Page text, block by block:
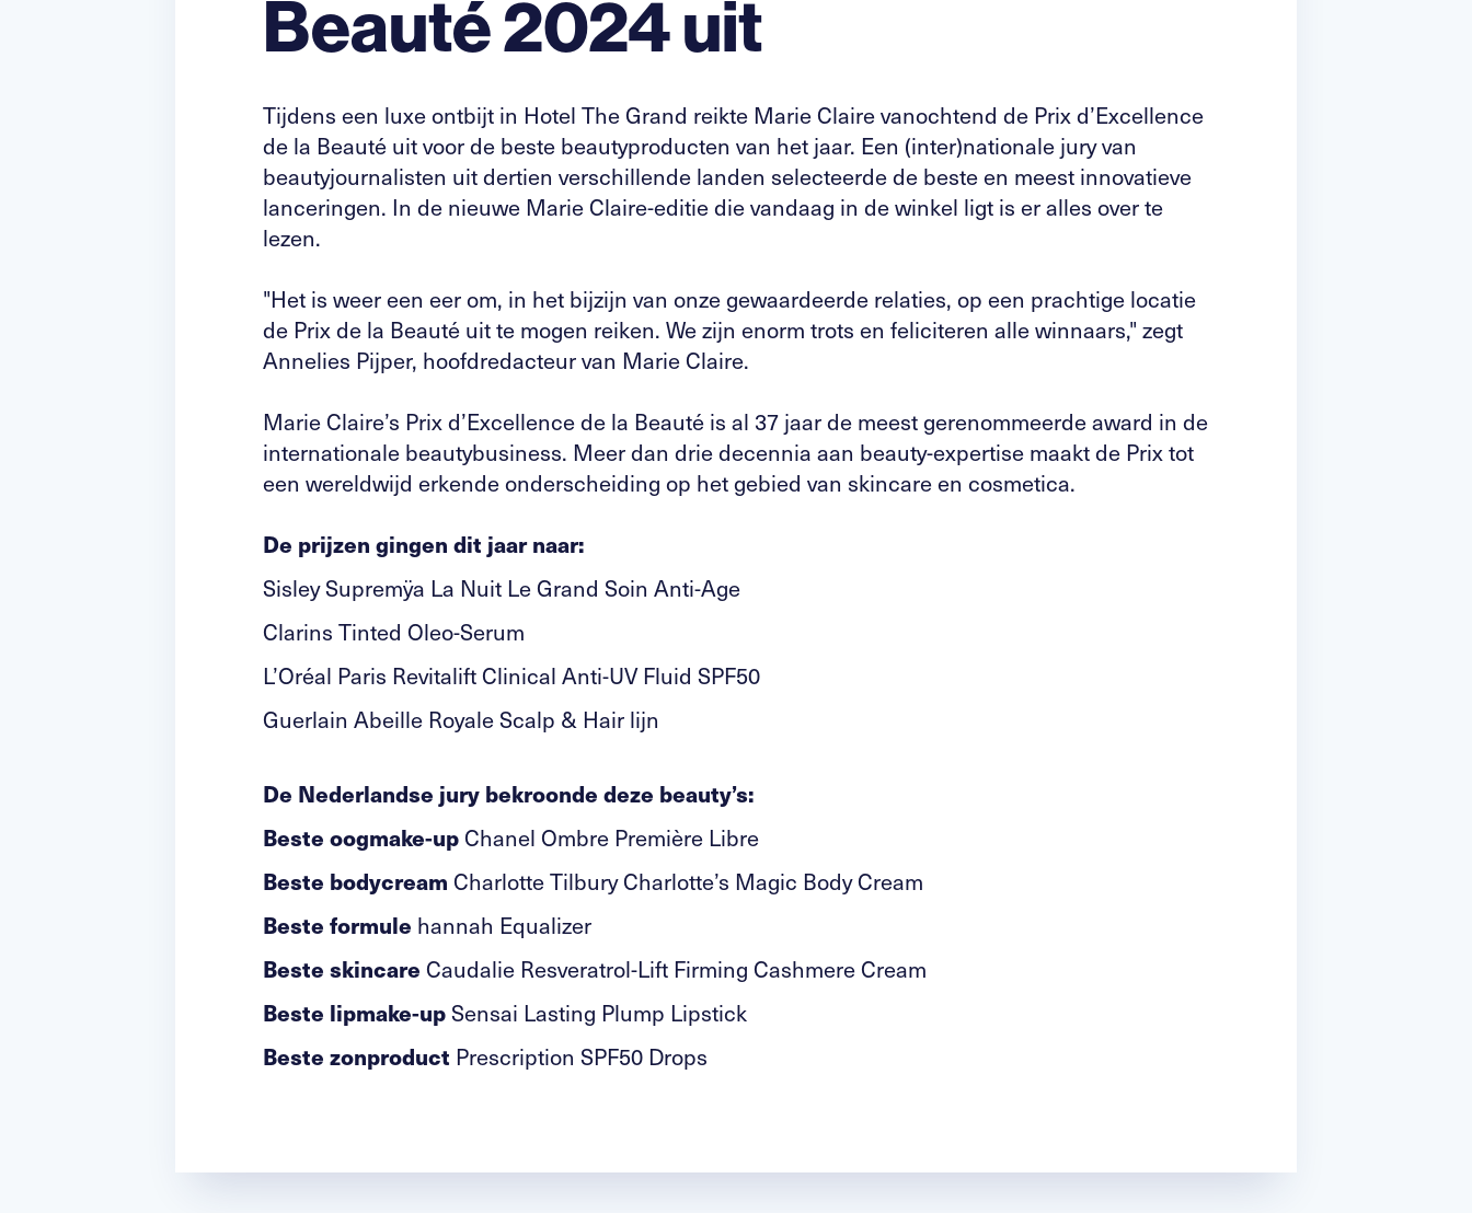
Beauté 2024 uit
Tijdens een luxe ontbijt in Hotel The Grand reikte Marie Claire vanochtend de Prix d’Excellence
de la Beauté uit voor de beste beautyproducten van het jaar. Een (inter)nationale jury van
beautyjournalisten uit dertien verschillende landen selecteerde de beste en meest innovatieve
lanceringen. In de nieuwe Marie Claire-editie die vandaag in de winkel ligt is er alles over te
lezen.
"Het is weer een eer om, in het bijzijn van onze gewaardeerde relaties, op een prachtige locatie
de Prix de la Beauté uit te mogen reiken. We zijn enorm trots en feliciteren alle winnaars," zegt
Annelies Pijper, hoofdredacteur van Marie Claire.
Marie Claire’s Prix d’Excellence de la Beauté is al 37 jaar de meest gerenommeerde award in de
internationale beautybusiness. Meer dan drie decennia aan beauty-expertise maakt de Prix tot
een wereldwijd erkende onderscheiding op het gebied van skincare en cosmetica.
De prijzen gingen dit jaar naar:
Sisley Supremÿa La Nuit Le Grand Soin Anti-Age
Clarins Tinted Oleo-Serum
L’Oréal Paris Revitalift Clinical Anti-UV Fluid SPF50
Guerlain Abeille RoyaleScalp & Hair lijn
De Nederlandse jury bekroonde deze beauty’s:
Beste oogmake-upChanel Ombre Première Libre
Beste bodycream Charlotte Tilbury Charlotte’s Magic Body Cream
Beste formule hannah Equalizer
Beste skincare Caudalie Resveratrol-Lift Firming Cashmere Cream
Beste lipmake-upSensai Lasting Plump Lipstick
Beste zonproduct Prescription SPF50 Drops